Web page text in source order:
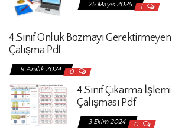
25 Mayıs 2025 1
4.Sınıf Onluk Bozmayı
Çalışma Pdf
9 Aralık 2024 0
4.Sınıf Çıkarma
Çalışması Pdf
3 Ekim 2024 0